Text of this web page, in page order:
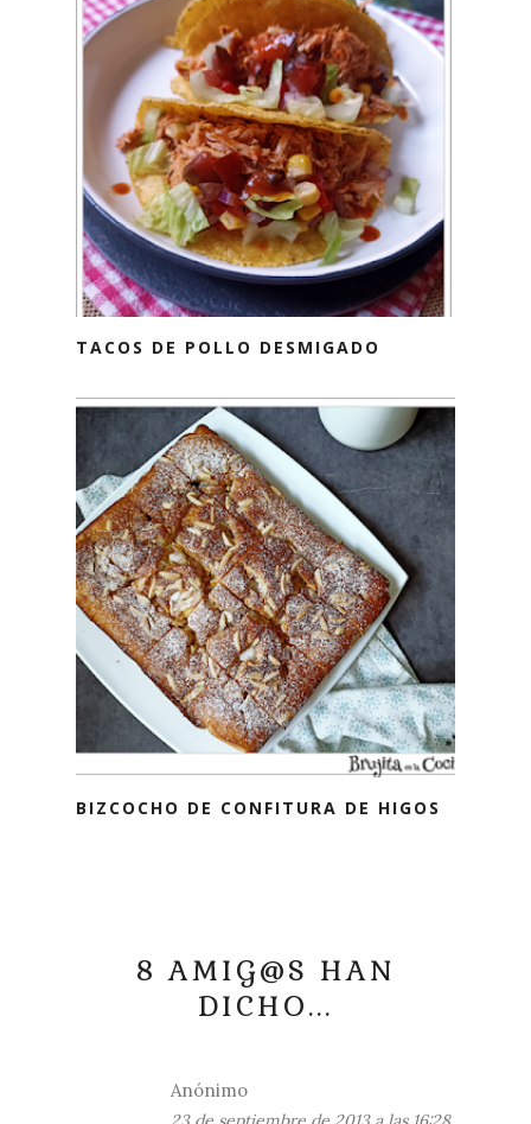
TACOS DE POLLO DESMIGADO
BIZCOCHO DE CONFITURA DE HIGOS
8 AMIG@S HAN
DICHO...
Anónimo